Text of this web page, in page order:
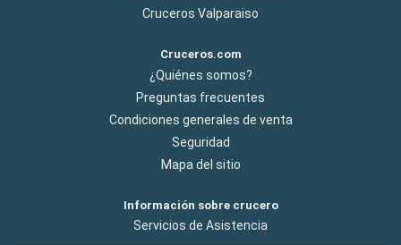
Cruceros Valparaiso
Cruceros.com
¿Quiénes somos?
Preguntas frecuentes
Condiciones generales de venta
Seguridad
Mapa del sitio
Información sobre crucero
Servicios de Asistencia